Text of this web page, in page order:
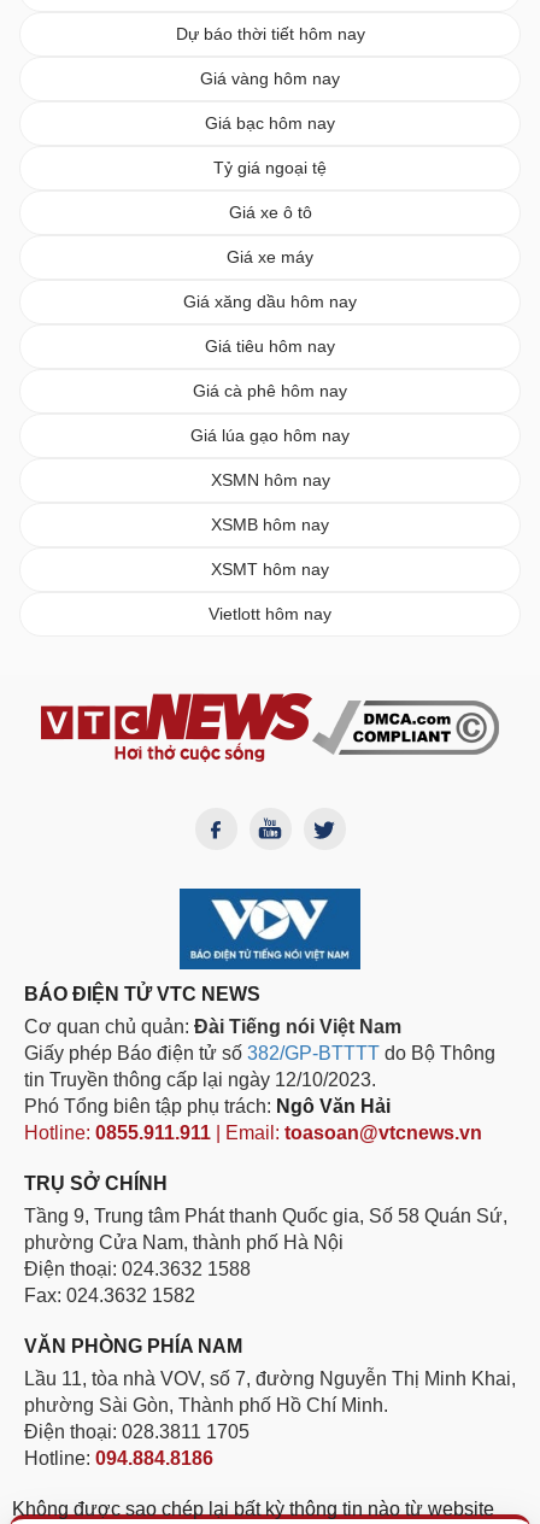
Dự báo thời tiết hôm nay
Giá vàng hôm nay
Giá bạc hôm nay
Tỷ giá ngoại tệ
Giá xe ô tô
Giá xe máy
Giá xăng dầu hôm nay
Giá tiêu hôm nay
Giá cà phê hôm nay
Giá lúa gạo hôm nay
XSMN hôm nay
XSMB hôm nay
XSMT hôm nay
Vietlott hôm nay
BÁO ĐIỆN TỬ VTC NEWS
Cơ quan chủ quản: Đài Tiếng nói Việt Nam
Giấy phép Báo điện tử số 382/GP-BTTTT do Bộ Thông
tin Truyền thông cấp lại ngày 12/10/2023.
Phó Tổng biên tập phụ trách: Ngô Văn Hải
Hotline: 0855.911.911 | Email: toasoan@vtcnews.vn
TRỤ SỞ CHÍNH
Tầng 9, Trung tâm Phát thanh Quốc gia, Số 58 Quán Sứ,
phường Cửa Nam, thành phố Hà Nội
Điện thoại: 024.3632 1588
Fax: 024.3632 1582
VĂN PHÒNG PHÍA NAM
Lầu 11, tòa nhà VOV, số 7, đường Nguyễn Thị Minh Khai,
phường Sài Gòn, Thành phố Hồ Chí Minh.
Điện thoại: 028.3811 1705
Hotline: 094.884.8186
Không được sao chép lại bất kỳ thông tin nào từ website